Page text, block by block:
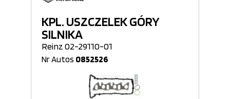
KPL. USZCZELEK GÓRY
SILNIKA
Reinz 02-29110-01
Nr Autos 0852526